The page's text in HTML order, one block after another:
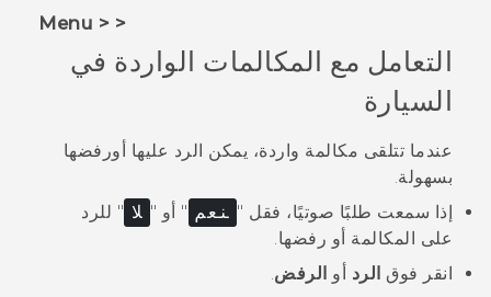
VIVERSE
البرامج + التطبيقات
الدعم
< < Menu
التعامل مع المكالمات الواردة في
السيارة
عندما تتلقى مكالمة واردة، يمكن الرد عليها أورفضها
بسهولة.
إذا سمعت طلبًا صوتيًا، فقل "‍ نعم "‍ أو "‍ لا "‍ للرد
على المكالمة أو رفضها.
انقر فوق الرد أو الرفض.